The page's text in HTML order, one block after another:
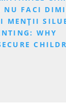
NU FACI
MENȚII
WHY